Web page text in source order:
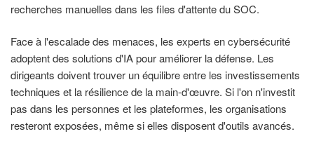
recherches manuelles dans les files d'attente du SOC.
Face à l'escalade des menaces, les experts en cybersécurité
adoptent des solutions d'IA pour améliorer la défense. Les
dirigeants doivent trouver un équilibre entre les investissements
techniques et la résilience de la main-d'œuvre. Si l'on n'investit
pas dans les personnes et les plateformes, les organisations
resteront exposées, même si elles disposent d'outils avancés.